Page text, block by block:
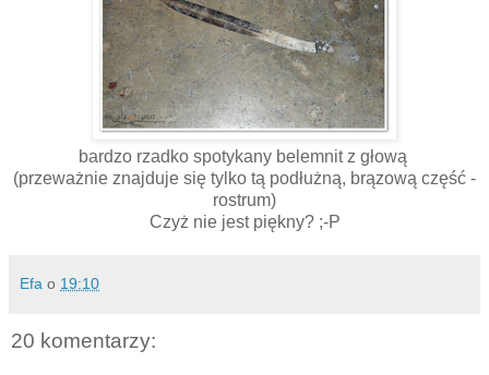
bardzo rzadko spotykany belemnit z głową
(przeważnie znajduje się tylko tą podłużną, brązową część -
rostrum)
Czyż nie jest piękny? ;-P
Efa o 19:10
20 komentarzy: